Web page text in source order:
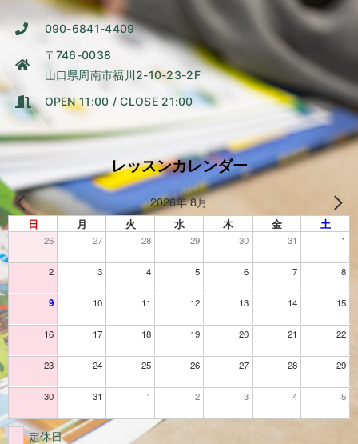
090-6841-4409
〒746-0038
山口県周南市福川2-10-23-2F
OPEN 11:00 / CLOSE 21:00
レッスンカレンダー
2026年 8月
日 月 火 水 木 金 土
26 27 28 29 30 31 1
2 3 4 5 6 7 8
9 10 11 12 13 14 15
16 17 18 19 20 21 22
23 24 25 26 27 28 29
30 31 1 2 3 4 5
定休日